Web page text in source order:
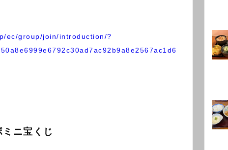
ec/group/join/introduction/?
ニ宝くじ